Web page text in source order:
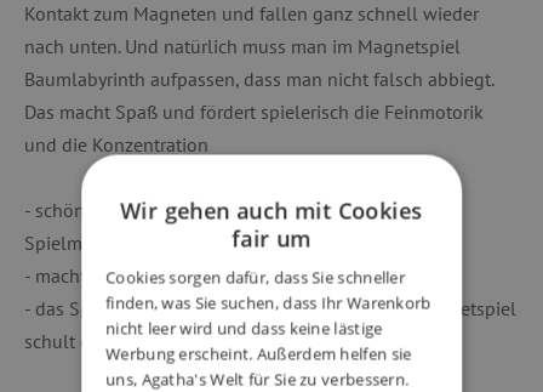
Kontakt zum Magneten und fallen ganz schnell wieder
nach unten. Und natürlich muss man im Magnetspiel
Baumlabyrinth aufpassen, dass man nicht falsch abbiegt.
Das macht Spaß und fördert spielerisch die Feinmotorik
und die Konzentration
- schöner magnetischer Schiebespaß mit vielen
Spielmöglichkeiten
- macht Spaß und fördert die Konzentration
- das Spielen mit dem Stift und den Kugeln im Magnetspiel
schult die Feinmotorik
Wir gehen auch mit Cookies
fair um
Cookies sorgen dafür, dass Sie schneller
finden, was Sie suchen, dass Ihr Warenkorb
nicht leer wird und dass keine lästige
Werbung erscheint. Außerdem helfen sie
uns, Agatha's Welt für Sie zu verbessern.